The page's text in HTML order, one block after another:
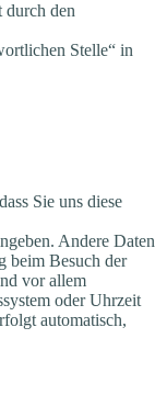
durch den
Stelle“ in
Sie uns diese
Andere Daten
beim Besuch der
vor allem
oder Uhrzeit
automatisch,